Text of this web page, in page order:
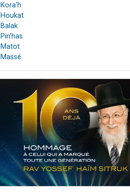
Kora'h
Houkat
Balak
Pin'has
Matot
Massé